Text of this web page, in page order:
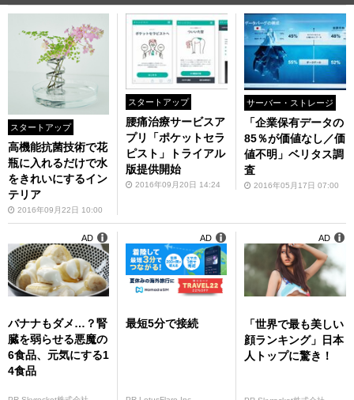
スタートアップ
高機能抗菌技術で花
瓶に入れるだけで水
をきれいにするイン
テリア
2016年09月22日 10:00
スタートアップ
腰痛治療サービスア
プリ「ポケットセラ
ピスト」トライアル
版提供開始
2016年09月20日 14:24
サーバー・ストレージ
「企業保有データの
85％が価値なし／価
値不明」ベリタス調
査
2016年05月17日 07:00
バナナもダメ…？腎
臓を弱らせる悪魔の
6食品、元気にする1
4食品
AD
最短5分で接続
AD
「世界で最も美しい
顔ランキング」日本
人トップに驚き！
AD